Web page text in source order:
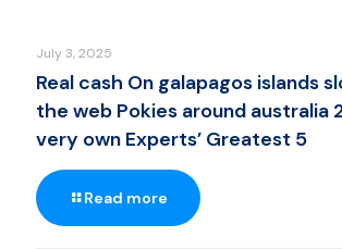
July 3, 2025
Real cash On galapagos islands
the web Pokies around australia
very own Experts’ Greatest 5
Read more